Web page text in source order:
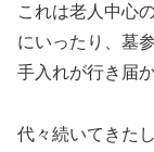
これは老人中心
にいったり、墓
手入れが行き届
代々続いてきた